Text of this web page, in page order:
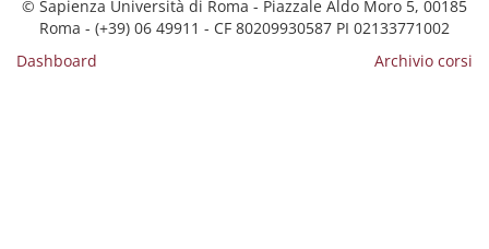
© Sapienza Università di Roma - Piazzale Aldo Moro 5, 00185
Roma - (+39) 06 49911 - CF 80209930587 PI 02133771002
Dashboard
Archivio corsi